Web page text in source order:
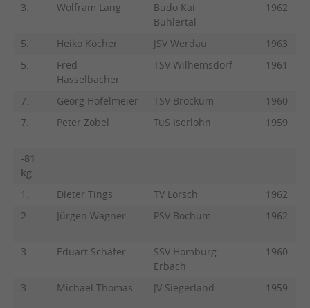
3. Wolfram Lang
Budo Kai
Bühlertal
1962
5. Heiko Köcher JSV Werdau
1963
5.
Fred
Hasselbacher
TSV Wilhemsdorf 1961
7. Georg Höfelmeier TSV Brockum
1960
7.
Peter Zobel TuS Iserlohn 1959
-81
kg
1.
Dieter Tings TV Lorsch
1962
2.
Jürgen Wagner PSV Bochum 1962
3. Eduart Schäfer
SSV Homburg-
Erbach
1960
3. Michael Thomas JV Siegerland 1959